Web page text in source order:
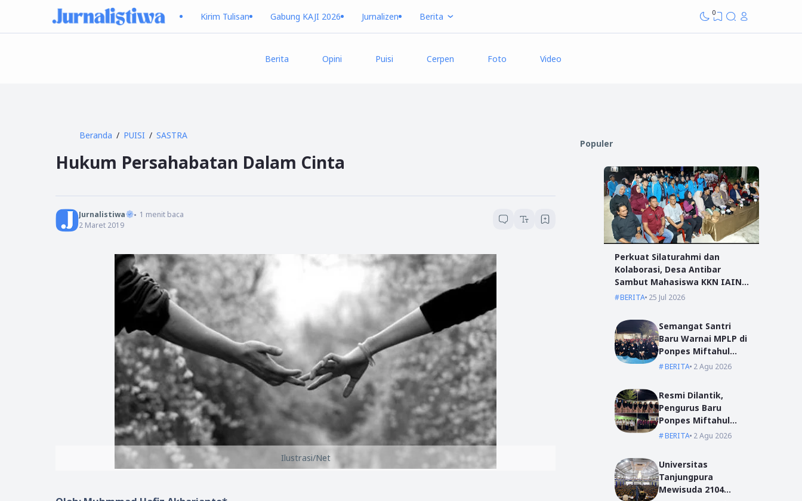
Kirim Tulisan Gabung KAJI 2026 Jurnalizen Berita 0
Berita Opini Puisi Cerpen Foto Video
Beranda PUISI SASTRA
Hukum Persahabatan Dalam Cinta
Jurnalistiwa 1 menit baca
2 Maret 2019
Ilustrasi/Net
Populer
Perkuat Silaturahmi dan
Kolaborasi, Desa Antibar
Sambut Mahasiswa KKN IAIN
Pontianak dan UM Pontianak
BERITA 25 Jul 2026
Semangat Santri
Baru Warnai MPLP di
Ponpes Miftahul
Ulum Kumpai
BERITA 2 Agu 2026
Resmi Dilantik,
Pengurus Baru
Ponpes Miftahul
Ulum Siap Emban
BERITA 2 Agu 2026
Universitas
Tanjungpura
Mewisuda 2104